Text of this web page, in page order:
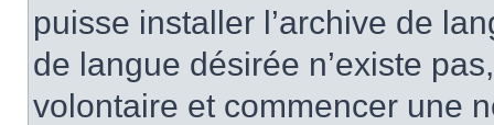
puisse installer l’archive de
de langue désirée n’existe
volontaire et commencer une